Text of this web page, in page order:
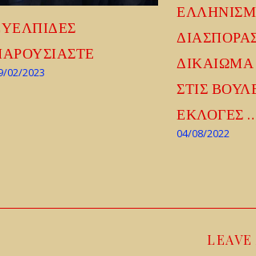
02/2023
ΣΤΙΣ
ΕΚΛΟΓΕΣ
04/08/2022
LEAVE